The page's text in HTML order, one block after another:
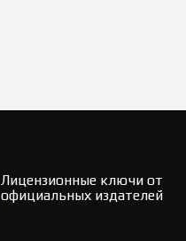
Лицензионные ключи от
официальных издателей